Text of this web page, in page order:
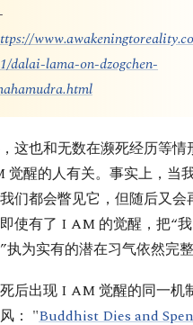
dalai-lama-on-dzogchen-
这也和无数在濒死经历等情
觉醒的人有关。事实上，当
们都会瞥见它，但随后又会
使有了 I AM 的觉醒，把“我
执为实有的潜在习气依然完整
后出现 I AM 觉醒的同一机
： "Buddhist Dies and